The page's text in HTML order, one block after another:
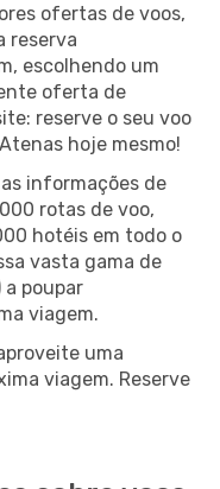
ofertas de voos,
reserva
escolhendo um
oferta de
reserve o seu voo
hoje mesmo!
informações de
rotas de voo,
hotéis em todo o
vasta gama de
poupar
viagem.
uma
viagem. Reserve